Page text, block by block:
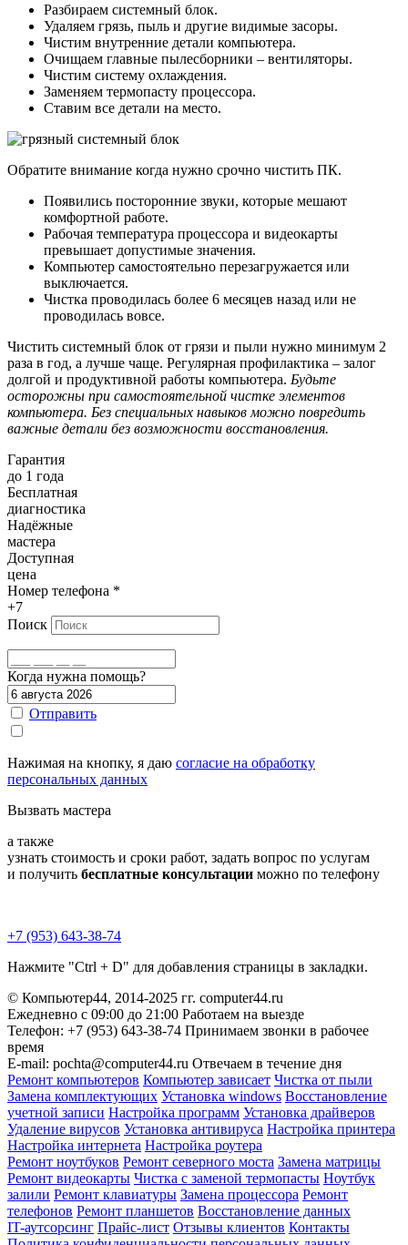
Разбираем системный блок.
Удаляем грязь, пыль и другие видимые засоры.
Чистим внутренние детали компьютера.
Очищаем главные пылесборники – вентиляторы.
Чистим систему охлаждения.
Заменяем термопасту процессора.
Ставим все детали на место.
Обратите внимание когда нужно срочно чистить ПК.
Появились посторонние звуки, которые мешают
комфортной работе.
Рабочая температура процессора и видеокарты
превышает допустимые значения.
Компьютер самостоятельно перезагружается или
выключается.
Чистка проводилась более 6 месяцев назад или не
проводилась вовсе.
Чистить системный блок от грязи и пыли нужно минимум 2
раза в год, а лучше чаще. Регулярная профилактика – залог
долгой и продуктивной работы компьютера. Будьте
осторожны при самостоятельной чистке элементов
компьютера. Без специальных навыков можно повредить
важные детали без возможности восстановления.
Гарантия
до 1 года
Бесплатная
диагностика
Надёжные
мастера
Доступная
цена
Номер телефона *
+7
Поиск
Когда нужна помощь?
Отправить
Нажимая на кнопку, я даю согласие на обработку
персональных данных
Вызвать мастера
а также
узнать стоимость и сроки работ, задать вопрос по услугам
и получить бесплатные консультации можно по телефону
+7 (953) 643-38-74
Нажмите "Ctrl + D" для добавления страницы в закладки.
© Компьютер44, 2014-2025 гг. computer44.ru
Ежедневно с 09:00 до 21:00 Работаем на выезде
Телефон: +7 (953) 643-38-74 Принимаем звонки в рабочее
время
E-mail: pochta@computer44.ru Отвечаем в течение дня
Ремонт компьютеров Компьютер зависает Чистка от пыли
Замена комплектующих Установка windows Восстановление
учетной записи Настройка программ Установка драйверов
Удаление вирусов Установка антивируса Настройка принтера
Настройка интернета Настройка роутера
Ремонт ноутбуков Ремонт северного моста Замена матрицы
Ремонт видеокарты Чистка с заменой термопасты Ноутбук
залили Ремонт клавиатуры Замена процессора Ремонт
телефонов Ремонт планшетов Восстановление данных
IT-аутсорсинг Прайс-лист Отзывы клиентов Контакты